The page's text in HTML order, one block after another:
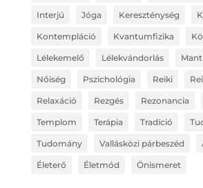
Interjú Jóga Kereszténység
Kontempláció Kvantumfizika
Lélekemelő Lélekvándorlás
Nőiség Pszichológia Reiki
Relaxáció Rezgés Rezonancia
Templom Terápia Tradíció
Tudomány Vallásközi párbeszéd
Életerő Életmód Önismeret